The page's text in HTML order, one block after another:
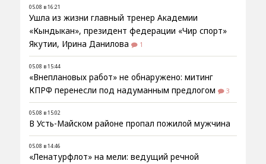
05.08 в 16:21
Ушла из жизни главный тренер Академии
«Кындыкан», президент федерации «Чир спорт»
Якутии, Ирина Данилова
1
05.08 в 15:44
«Внеплановых работ» не обнаружено: митинг
КПРФ перенесли под надуманным предлогом
3
05.08 в 15:02
В Усть-Майском районе пропал пожилой мужчина
05.08 в 14:46
«Ленатурфлот» на мели: ведущий речной